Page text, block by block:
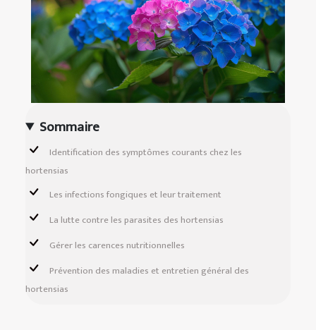
Sommaire
Identification des symptômes courants chez les
hortensias
Les infections fongiques et leur traitement
La lutte contre les parasites des hortensias
Gérer les carences nutritionnelles
Prévention des maladies et entretien général des
hortensias